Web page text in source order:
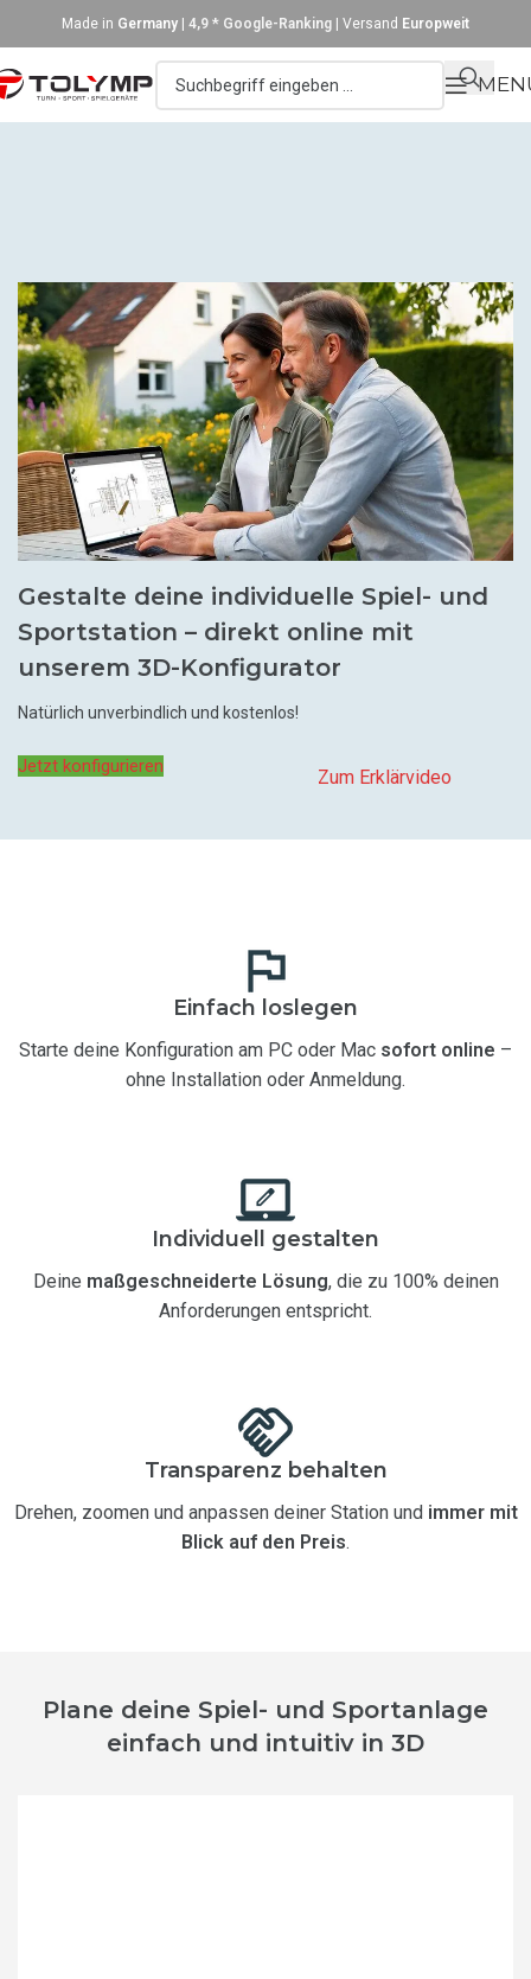
Made in Germany 4,9 * Google-Ranking | Versand Europweit
Gestalte deine individuelle Spiel- und
Sportstation – direkt online mit
unserem 3D-Konfigurator
Natürlich unverbindlich und kostenlos!
Zum Erklärvideo
Jetzt konfigurieren
Einfach loslegen
Starte deine Konfiguration am PC oder Mac sofort online –
ohne Installation oder Anmeldung.
Individuell gestalten
Deine maßgeschneiderte Lösung, die zu 100% deinen
Anforderungen entspricht.
Transparenz behalten
Drehen, zoomen und anpassen deiner Station und immer mit
Blick auf den Preis.
Plane deine Spiel- und Sportanlage
einfach und intuitiv in 3D